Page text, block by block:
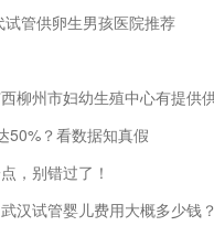
管供卵生男孩医院推荐
柳州市妇幼生殖中心有提供
50%？看数据知真假
，别错过了！
汉试管婴儿费用大概多少钱